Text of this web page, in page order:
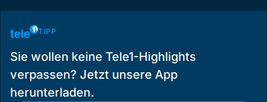
TIPP
Sie wollen keine Tele1-Highlights
verpassen? Jetzt unsere App
herunterladen.